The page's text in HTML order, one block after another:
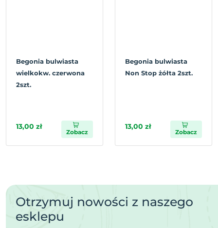
Begonia bulwiasta
wielkokw. czerwona
2szt.
13,00 zł
Zobacz
Begonia bulwiasta
Non Stop żółta 2szt.
13,00 zł
Zobacz
Otrzymuj nowości z naszego
esklepu